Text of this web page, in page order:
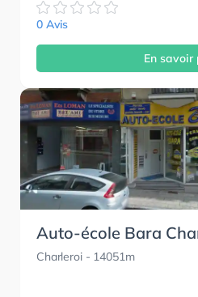
0 Avis
En savoir
Auto-école Bara
Charleroi- 14051m